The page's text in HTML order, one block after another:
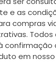
e as
compras
confirmação
em